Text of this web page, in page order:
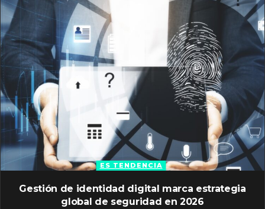
ES TENDENCIA
Gestión de identidad digital marca estrategia
global de seguridad en 2026